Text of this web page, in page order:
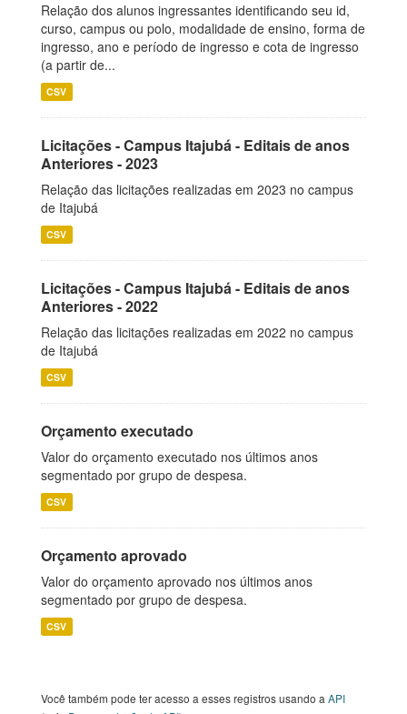
Relação dos alunos ingressantes identificando seu id,
curso, campus ou polo, modalidade de ensino, forma de
ingresso, ano e período de ingresso e cota de ingresso
(a partir de...
CSV
Licitações - Campus Itajubá - Editais de anos
Anteriores - 2023
Relação das licitações realizadas em 2023 no campus
de Itajubá
CSV
Licitações - Campus Itajubá - Editais de anos
Anteriores - 2022
Relação das licitações realizadas em 2022 no campus
de Itajubá
CSV
Orçamento executado
Valor do orçamento executado nos últimos anos
segmentado por grupo de despesa.
CSV
Orçamento aprovado
Valor do orçamento aprovado nos últimos anos
segmentado por grupo de despesa.
CSV
Você também pode ter acesso a esses registros usando a API